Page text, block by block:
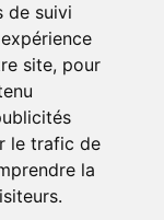
de suivi
site, pour
le trafic de
la